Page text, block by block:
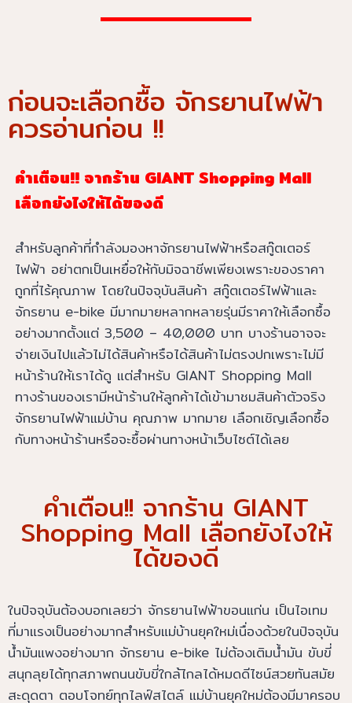
ก่อนจะเลือกซื้อ จักรยานไฟฟ้า
ควรอ่านก่อน !!
คำเตือน!! จากร้าน GIANT Shopping Mall
เลือกยังไงให้ได้ของดี
สำหรับลูกค้าที่กำลังมองหาจักรยานไฟฟ้าหรือสกู๊ตเตอร์
ไฟฟ้า อย่าตกเป็นเหยื่อให้กับมิจฉาชีพเพียงเพราะของราคา
ถูกที่ไร้คุณภาพ โดยในปัจจุบันสินค้า สกู๊ตเตอร์ไฟฟ้าและ
จักรยาน e-bike มีมากมายหลากหลายรุ่นมีราคาให้เลือกซื้อ
อย่างมากตั้งแต่ 3,500 – 40,000 บาท บางร้านอาจจะ
จ่ายเงินไปแล้วไม่ได้สินค้าหรือได้สินค้าไม่ตรงปกเพราะไม่มี
หน้าร้านให้เราได้ดู แต่สำหรับ GIANT Shopping Mall
ทางร้านของเรามีหน้าร้านให้ลูกค้าได้เข้ามาชมสินค้าตัวจริง
จักรยานไฟฟ้าแม่บ้าน คุณภาพ มากมาย เลือกเชิญเลือกซื้อ
กับทางหน้าร้านหรือจะซื้อผ่านทางหน้าเว็บไซต์ได้เลย
คำเตือน!! จากร้าน GIANT
Shopping Mall เลือกยังไงให้
ได้ของดี
ในปัจจุบันต้องบอกเลยว่า จักรยานไฟฟ้าขอนแก่น เป็นไอเทม
ที่มาแรงเป็นอย่างมากสำหรับแม่บ้านยุคใหม่เนื่องด้วยในปัจจุบัน
น้ำมันแพงอย่างมาก จักรยาน e-bike ไม่ต้องเติมน้ำมัน ขับขี่
สนุกลุยได้ทุกสภาพถนนขับขี่ใกล้ไกลได้หมดดีไซน์สวยทันสมัย
สะดุดตา ตอบโจทย์ทุกไลฟ์สไตล์ แม่บ้านยุคใหม่ต้องมีมาครอบ